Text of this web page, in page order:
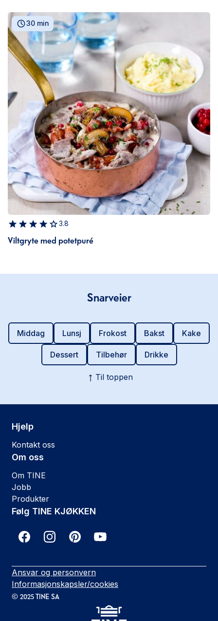
30 min
3.8
Viltgryte med potetpuré
Snarveier
Middag Lunsj Frokost Bakst Kake
Dessert Tilbehør Drikke
Til toppen
Hjelp
Kontakt oss
Om oss
Om TINE
Jobb
Produkter
Følg TINE KJØKKEN
Ansvar og personvern
Informasjonskapsler/cookies
©2025TINE SA